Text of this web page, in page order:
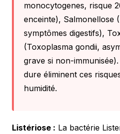
monocytogenes, risque
enceinte), Salmonellose
symptômes digestifs),
(Toxoplasma gondii,
grave si non-
dure éliminent ces
humidité.
Listériose : La bactérie